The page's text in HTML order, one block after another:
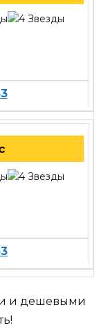
и дешевыми